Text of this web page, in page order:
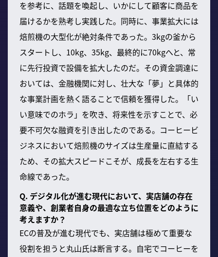
を参考に、話題を喚起し、いかにして顧客に商品を
届けるかを熟考し実践した。同時に、事業拡大には
焙煎機の大型化が絶対条件であった。3kgの釜から
スタートし、10kg、35kg、最終的に70kgへと、常
に先行投資で設備を拡大したのだ。その資金調達に
おいては、金融機関に対し、壮大な「夢」と具体的
な事業計画を熱く語ることで信頼を獲得した。「い
い意味でのホラ」を吹き、将来性を示すことで、必
要不可欠な融資を引き出したのである。コーヒービ
ジネスにおいて焙煎機のサイズは生産量に直結する
ため、その拡大スピードこそが、成長を左右する生
命線であった。
Q. デジタル化が進む現代において、実店舗の存在
意義や、創業者自身の最適な立ち位置をどのように
考えますか？
ECの普及が進む現代でも、実店舗は極めて重要な
役割を担うと丸山氏は断言する。自宅でコーヒーを